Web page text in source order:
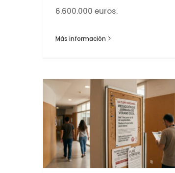
6.600.000 euros.
Más información